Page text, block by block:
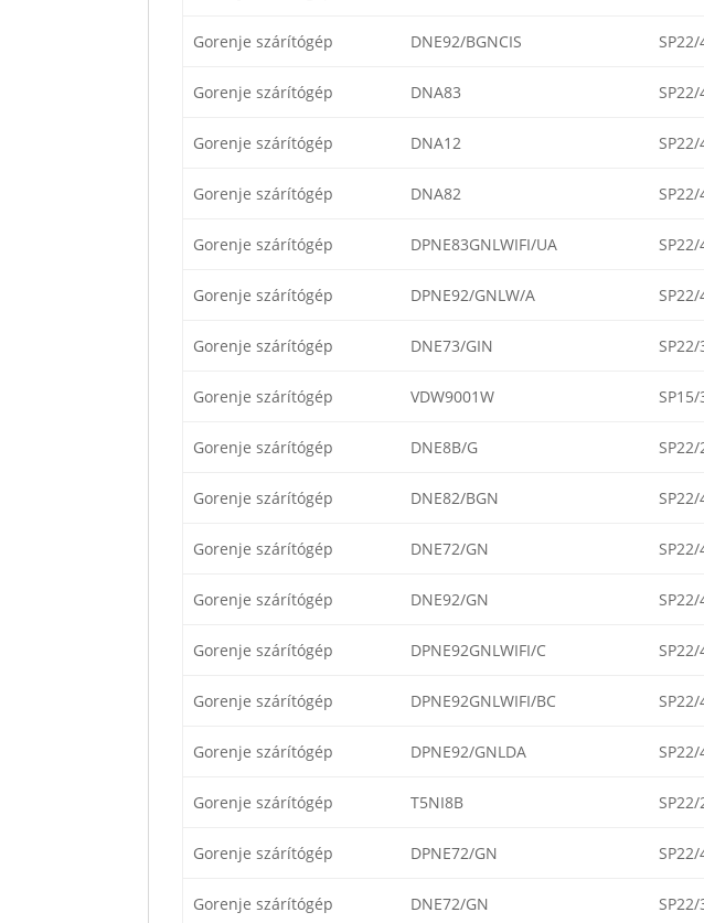
Gorenje szárítógép DNE92/BGNCIS
Gorenje szárítógép DNA83 SP22/
Gorenje szárítógép DNA12 SP22/
Gorenje szárítógép DNA82
Gorenje szárítógép DPNE83GNLWIFI/UA SP22/
Gorenje szárítógép DPNE92/GNLW/A
Gorenje szárítógép DNE73/GIN SP22/
Gorenje szárítógép VDW9001W SP15/
Gorenje szárítógép DNE8B/G SP22/
Gorenje szárítógép DNE82/BGN SP22/
Gorenje szárítógép DNE72/GN SP22/
Gorenje szárítógép DNE92/GN
Gorenje szárítógép DPNE92GNLWIFI/C
Gorenje szárítógép DPNE92GNLWIFI/BC
Gorenje szárítógép DPNE92/GNLDA
Gorenje szárítógép T5NI8B SP22/
Gorenje szárítógép DPNE72/GN SP22/
Gorenje szárítógép DNE72/GN SP22/